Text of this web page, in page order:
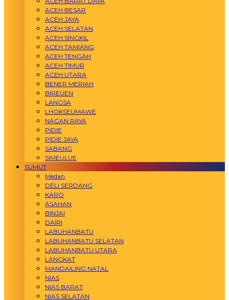
ACEH BESAR
ACEH JAYA
ACEH SELATAN
ACEH SINGKIL
ACEH TAMIANG
ACEH TENGAH
ACEH TIMUR
ACEH UTARA
BENER MERIAH
BIREUEN
LANGSA
LHOKSEUMAWE
NAGAN RAYA
PIDIE
PIDIE JAYA
SABANG
SIMEULUE
SUMUT
Medan
DELI SERDANG
KARO
ASAHAN
BINJAI
DAIRI
LABUHANBATU
LABUHANBATU SELATAN
LABUHANBATU UTARA
LANGKAT
MANDAILING NATAL
NIAS
NIAS BARAT
NIAS SELATAN